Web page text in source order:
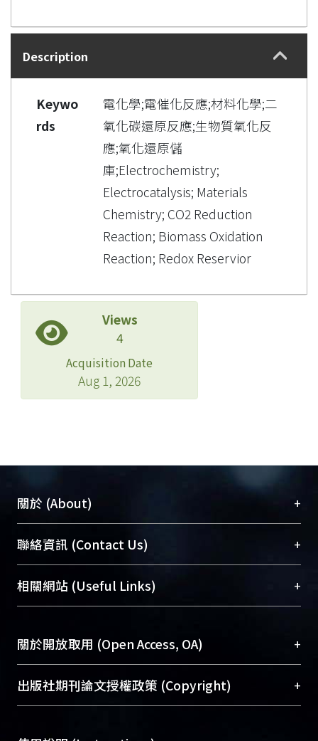
Description
Keywo
rds
電化學;電催化反應;材料化學;二
氧化碳還原反應;生物質氧化反
應;氧化還原儲
庫;Electrochemistry;
Electrocatalysis; Materials
Chemistry; CO2 Reduction
Reaction; Biomass Oxidation
Reaction; Redox Reservior
Views
4
Acquisition Date
Aug 1, 2026
關於 (About) +
臺大位居世界頂尖大學之列，為永久珍藏及向國際
展現本校豐碩的研究成果及學術能量，圖書館整合
機構典藏（NTUR）與學術庫（AH）不同功能平
台，成為臺大學術典藏NTU scholars。期能整合研
成果。
To permanently archive and promote researcher
profiles and scholarly works, Library integrates the
services of “NTU Repository” with “Academic
聯絡資訊 (Contact Us) +
總館學科館員(Main Library)
醫學圖書館學科館員(Medical Library)
Sciences Library)
相關網站 (Useful Links) +
關於開放取用 (Open Access, OA) +
開放取用是從使用者角度提升資訊取用性的社會運
動，應用在學術研究上是透過將研究著作公開供使
出版社期刊論文授權政策 (Copyright) +